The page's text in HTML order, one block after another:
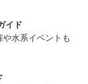
イド
水系イベントも